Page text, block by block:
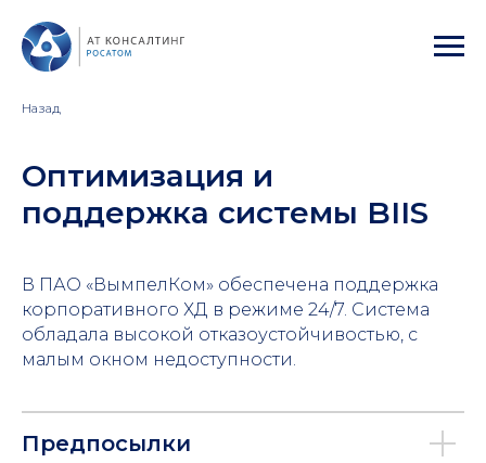
Назад
Оптимизация и
поддержка системы BIIS
В ПАО «ВымпелКом» обеспечена поддержка
корпоративного ХД в режиме 24/7. Система
обладала высокой отказоустойчивостью, с
малым окном недоступности.
Предпосылки